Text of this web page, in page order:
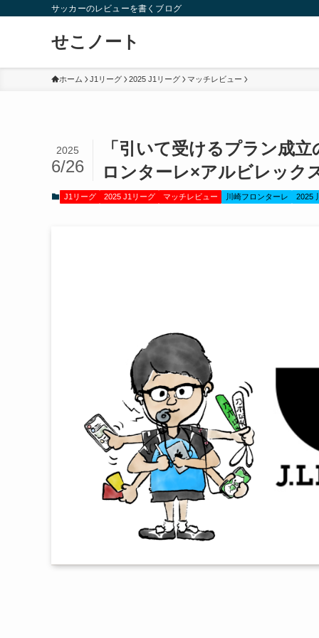
サッカーのレビューを書くブログ
せこノート
ホーム J1リーグ 2025 J1リーグ マッチレビュー
「引いて受けるプラン成
ロンターレ×アルビレック
2025
6/26
J1リーグ 2025 J1リーグ マッチレビュー 川崎フロンターレ 2025